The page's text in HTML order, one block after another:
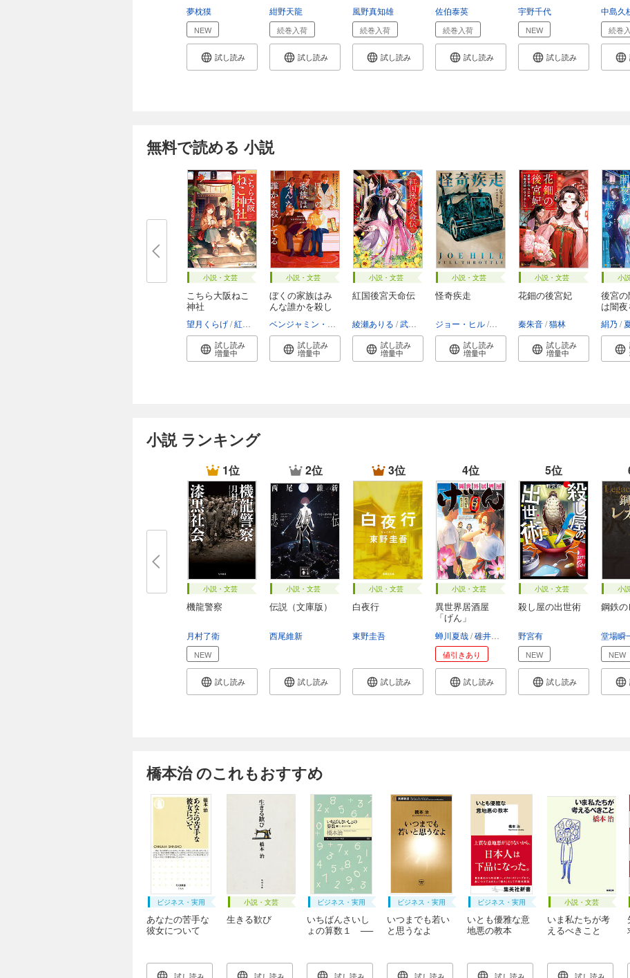
夢枕獏
NEW
試し読み
紺野天龍
続巻入荷
試し読み
風野真知雄
続巻入荷
試し読み
佐伯泰英
続巻入荷
試し読み
宇野千代
NEW
試し読み
中島久
続巻
無料で読める 小説
小説・文芸
こちら大阪ねこ
神社
望月くらげ 紅木春
試し読み
増量中
小説・文芸
ぼくの家族はみ
んな誰かを殺し
富永和子
試し読み
増量中
小説・文芸
紅国後宮天命伝
綾瀬ありる 武田ほたる
試し読み
増量中
小説・文芸
怪奇疾走
ジョー・ヒル スティーヴン・キング 白石朗・他
試し読み
増量中
小説・文芸
花鈿の後宮妃
秦朱音 猫林
試し読み
増量中
小
後宮
は闇
絹乃
小説 ランキング
1位
小説・文芸
機龍警察
月村了衛
NEW
試し読み
2位
小説・文芸
伝説（文庫版）
西尾維新
試し読み
3位
小説・文芸
白夜行
東野圭吾
試し読み
4位
小説・文芸
異世界居酒屋
「げん」
蝉川夏哉 碓井ツカサ
値引きあり
試し読み
5位
小説・文芸
殺し屋の出世術
野宮有
NEW
試し読み
小
鋼鉄
堂場瞬
NEW
橋本治 のこれもおすすめ
ビジネス・実用
あなたの苦手な
彼女について
小説・文芸
生きる歓び
ビジネス・実用
いちばんさいし
ょの算数１ ──
ビジネス・実用
いつまでも若い
と思うなよ
ビジネス・実用
いとも優雅な意
地悪の教本
小説・文芸
いま私たちが考
えるべきこと